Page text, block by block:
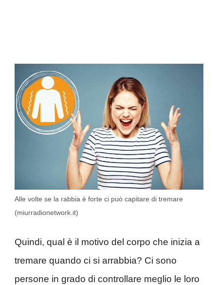
Alle volte se la rabbia è forte ci può capitare di tremare
(miurradionetwork.it)
Quindi, qual è il motivo del corpo che inizia a
tremare quando ci si arrabbia? Ci sono
persone in grado di controllare meglio le loro